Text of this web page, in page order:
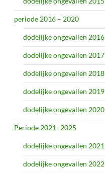
periode 2016 – 2020
dodelijke ongevallen 2016
dodelijke ongevallen 2017
dodelijke ongevallen 2018
dodelijke ongevallen 2019
dodelijke ongevallen 2020
Periode 2021 -2025
dodelijke ongevallen 2021
dodelijke ongevallen 2022